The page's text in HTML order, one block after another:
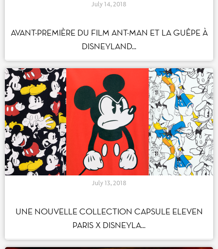
July 14, 2018
AVANT-PREMIÈRE DU FILM ANT-MAN ET LA GUÊPE À
DISNEYLAND...
July 13, 2018
UNE NOUVELLE COLLECTION CAPSULE ELEVEN
PARIS X DISNEYLA...